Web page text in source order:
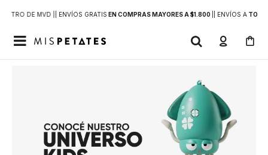
DE MVD | | ENVÍOS GRATIS EN COMPRAS MAYORES A $1.800 | ENVÍOS ATODO
